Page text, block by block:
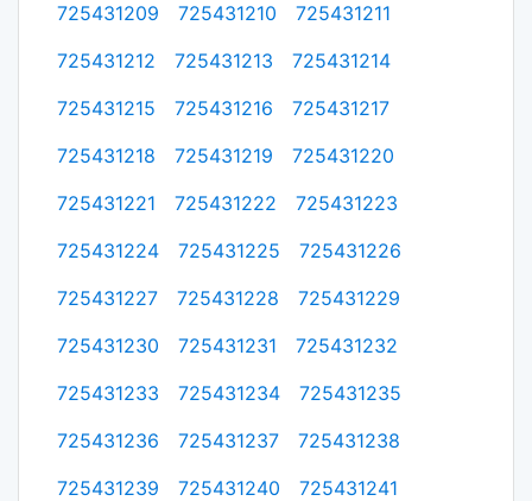
725431209
725431210
725431211
725431212
725431213
725431214
725431215
725431216
725431217
725431218
725431219
725431220
725431221
725431222
725431223
725431224
725431225
725431226
725431227
725431228
725431229
725431230
725431231
725431232
725431233
725431234
725431235
725431236
725431237
725431238
725431239
725431240
725431241